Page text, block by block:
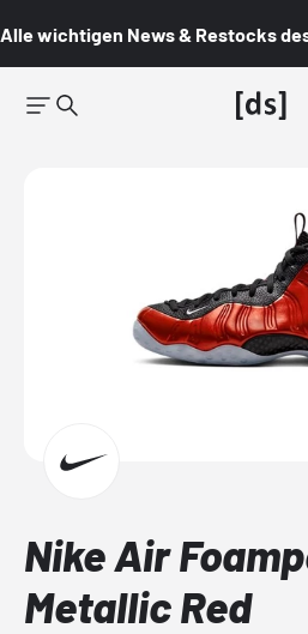
Alle wichtigen News & Restocks
Nike Air
Metallic Red